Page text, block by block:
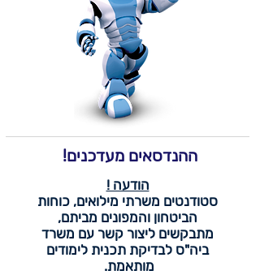
ההנדסאים מעדכנים!
הודעה !
סטודנטים משרתי מילואים, כוחות
הביטחון והמפונים מביתם,
מתבקשים ליצור קשר עם משרד
ביה"ס לבדיקת תכנית לימודים
מותאמת.